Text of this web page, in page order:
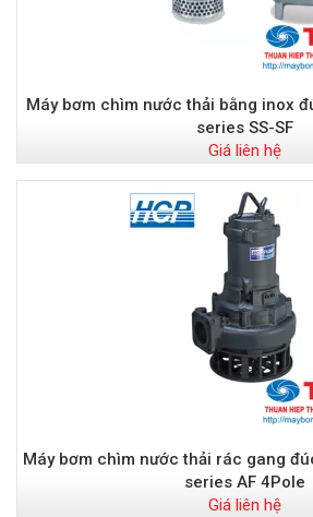
Máy bơm chìm nước thải bằng inox
series SS-SF
Giá liên hệ
Máy bơm chìm nước thải rác gang
series AF 4Pole
Giá liên hệ